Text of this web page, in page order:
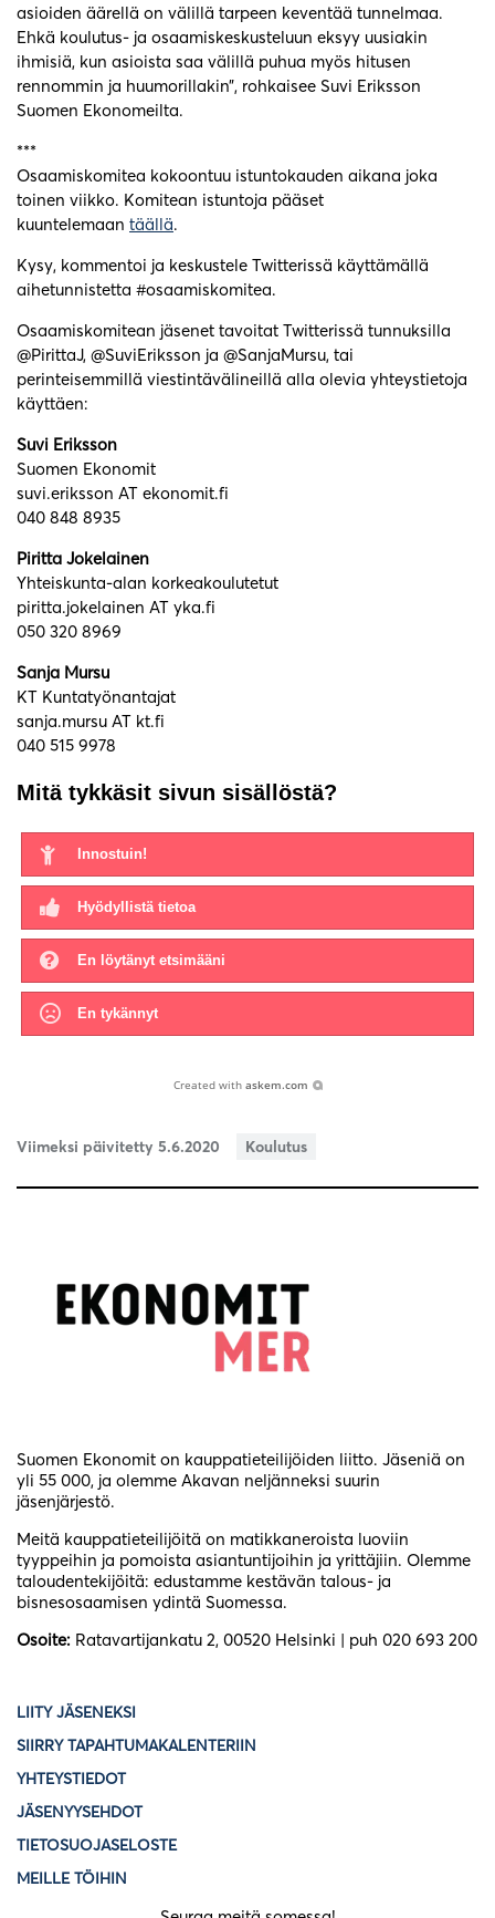
asioiden äärellä on välillä tarpeen keventää tunnelmaa.
Ehkä koulutus- ja osaamiskeskusteluun eksyy uusiakin
ihmisiä, kun asioista saa välillä puhua myös hitusen
rennommin ja huumorillakin”, rohkaisee Suvi Eriksson
Suomen Ekonomeilta.
***
Osaamiskomitea kokoontuu istuntokauden aikana joka
toinen viikko. Komitean istuntoja pääset
kuuntelemaan täällä.
Kysy, kommentoi ja keskustele Twitterissä käyttämällä
aihetunnistetta #osaamiskomitea.
Osaamiskomitean jäsenet tavoitat Twitterissä tunnuksilla
@PirittaJ, @SuviEriksson ja @SanjaMursu, tai
perinteisemmillä viestintävälineillä alla olevia yhteystietoja
käyttäen:
Suvi Eriksson
Suomen Ekonomit
suvi.eriksson AT ekonomit.fi
040 848 8935
Piritta Jokelainen
Yhteiskunta-alan korkeakoulutetut
piritta.jokelainen AT yka.fi
050 320 8969
Sanja Mursu
KT Kuntatyönantajat
sanja.mursu AT kt.fi
040 515 9978
Mitä tykkäsit sivun sisällöstä?
Innostuin!
Hyödyllistä tietoa
En löytänyt etsimääni
En tykännyt
Created with askem.com
Viimeksi päivitetty 5.6.2020 Koulutus
Suomen Ekonomit on kauppatieteilijöiden liitto. Jäseniä on
yli 55 000, ja olemme Akavan neljänneksi suurin
jäsenjärjestö.
Meitä kauppatieteilijöitä on matikkaneroista luoviin
tyyppeihin ja pomoista asiantuntijoihin ja yrittäjiin. Olemme
taloudentekijöitä: edustamme kestävän talous- ja
bisnesosaamisen ydintä Suomessa.
Osoite: Ratavartijankatu 2, 00520 Helsinki | puh 020 693 200
LIITY JÄSENEKSI
SIIRRY TAPAHTUMAKALENTERIIN
YHTEYSTIEDOT
JÄSENYYSEHDOT
TIETOSUOJASELOSTE
MEILLE TÖIHIN